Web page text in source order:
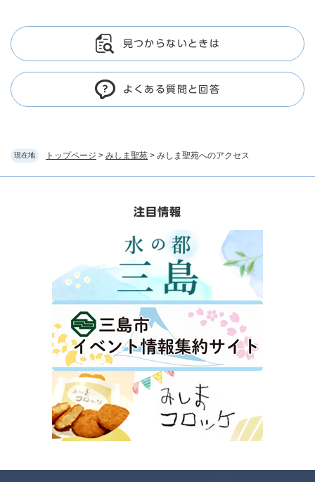
現在地 トップページ > みしま聖苑 > みしま聖苑へのアクセス
見つからないときは
よくある質問と回答
注目情報